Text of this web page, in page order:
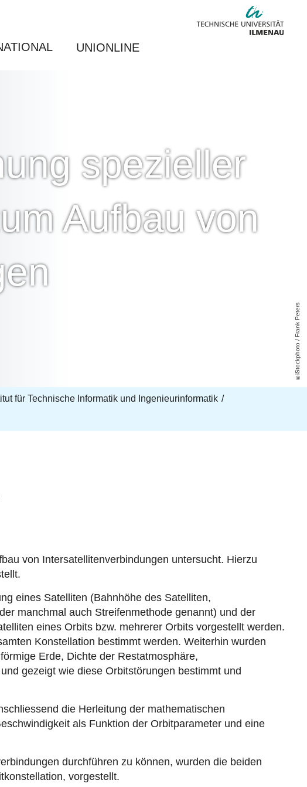
UNIONLINE
iStockphoto / Frank Peters
spezieller
Aufbau von
für Technische Informatik und Ingenieurinformatik
von Intersatellitenverbindungen untersucht. Hierzu
eines Satelliten (Bahnhöhe des Satelliten,
manchmal auch Streifenmethode genannt) und der
eines Orbits bzw. mehrerer Orbits vorgestellt werden.
Konstellation bestimmt werden. Weiterhin wurden
Erde, Dichte der Restatmosphäre,
gezeigt wie diese Orbitstörungen bestimmt und
die Herleitung der mathematischen
als Funktion der Orbitparameter und eine
durchführen zu können, wurden die beiden
vorgestellt.